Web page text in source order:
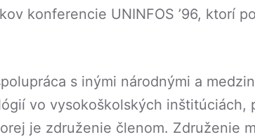
konferencie UNINFOS ’96, ktorí
s inými národnými a
vo vysokoškolských inštitúciách,
je združenie členom. Združenie